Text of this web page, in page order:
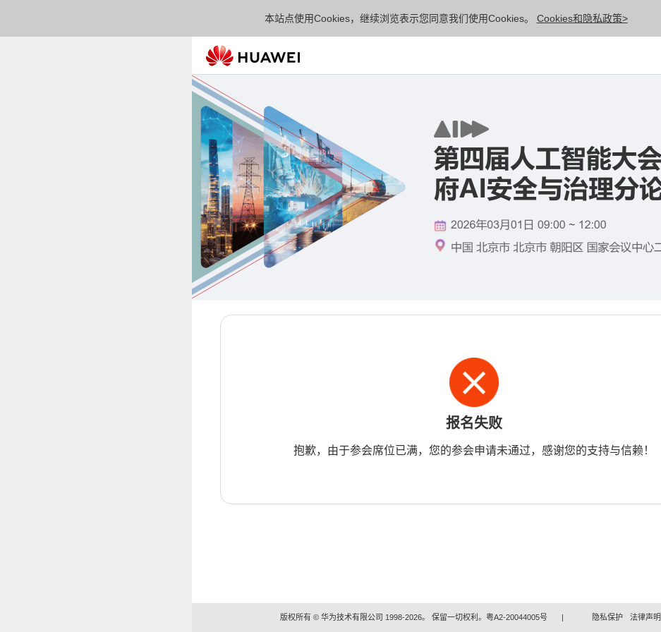
本站点使用Cookies，继续浏览表示您同意我们使用Cookies。 Cookies和隐私政策>
报名失败
抱歉，由于参会席位已满，您的参会申请未通过，感谢您的支持与信赖！
版权所有 © 华为技术有限公司 1998-2026。 保留一切权利。粤A2-20044005号 | 隐私保护 法律声明